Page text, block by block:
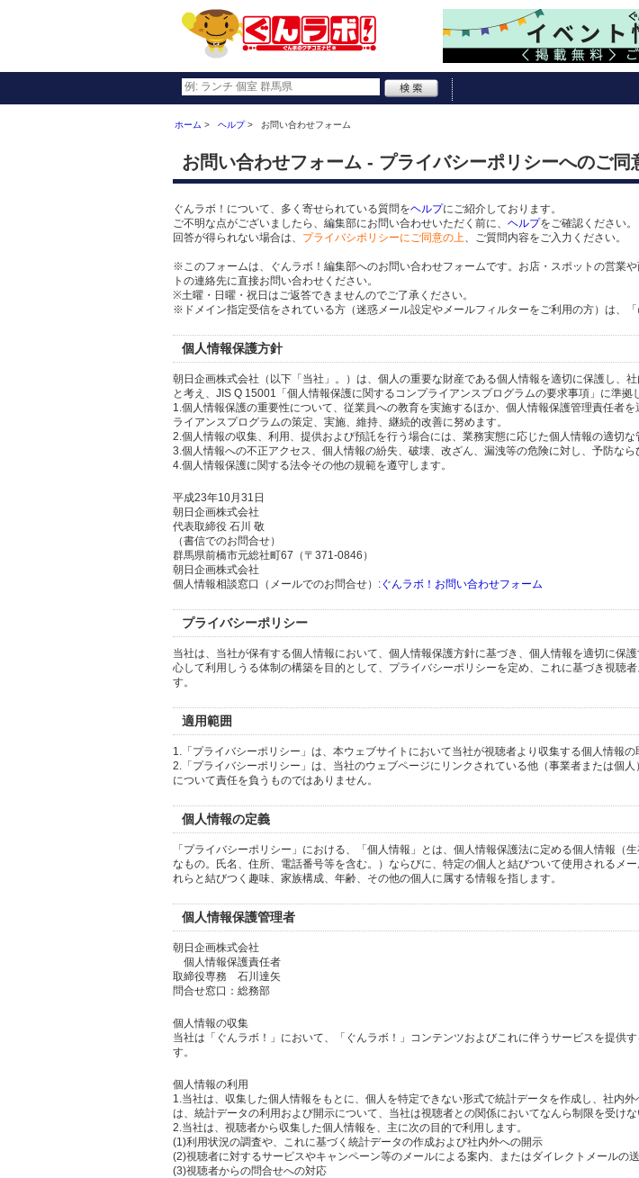
ホーム ヘルプ お問い合わせフォーム
お問い合わせフォーム - プライバシーポリシーへのご同
ぐんラボ！について、多く寄せられている質問をヘルプにご紹介しております。
ご不明な点がございましたら、編集部にお問い合わせいただく前に、 ヘルプをご確認ください。
回答が得られない場合は、 プライバシポリシーにご同意の上、ご質問内容をご入力ください。
※このフォームは、ぐんラボ！編集部へのお問い合わせフォームです。お店・スポットの営業
トの連絡先に直接お問い合わせください。
※土曜・日曜・祝日はご返答できませんのでご了承ください。
※ドメイン指定受信をされている方（迷惑メール設定やメールフィルターをご利用の方）は、
個人情報保護方針
朝日企画株式会社（以下「当社」。）は、個人の重要な財産である個人情報を適切に保護し、
と考え、JIS Q 15001「個人情報保護に関するコンプライアンスプログラムの要求事項」に準拠
1.個人情報保護の重要性について、従業員への教育を実施するほか、個人情報保護管理責任者
ライアンスプログラムの策定、実施、維持、継続的改善に努めます。
2.個人情報の収集、利用、提供および預託を行う場合には、業務実態に応じた個人情報の適切な
3.個人情報への不正アクセス、個人情報の紛失、破壊、改ざん、漏洩等の危険に対し、予防なら
4.個人情報保護に関する法令その他の規範を遵守します。
平成23年10月31日
朝日企画株式会社
代表取締役 石川 敬
（書信でのお問合せ）
群馬県前橋市元総社町67（〒371-0846）
朝日企画株式会社
個人情報相談窓口（メールでのお問合せ）:ぐんラボ！お問い合わせフォーム
プライバシーポリシー
当社は、当社が保有する個人情報において、個人情報保護方針に基づき、個人情報を適切に保
心して利用しうる体制の構築を目的として、プライバシーポリシーを定め、これに基づき視聴
す。
適用範囲
1.「プライバシーポリシー」は、本ウェブサイトにおいて当社が視聴者より収集する個人情報の
2.「プライバシーポリシー」は、当社のウェブページにリンクされている他（事業者または個
について責任を負うものではありません。
個人情報の定義
「プライバシーポリシー」における、「個人情報」とは、個人情報保護法に定める個人情報（
なもの。氏名、住所、電話番号等を含む。）ならびに、特定の個人と結びついて使用されるメ
れらと結びつく趣味、家族構成、年齢、その他の個人に属する情報を指します。
個人情報保護管理者
朝日企画株式会社
個人情報保護責任者
取締役専務 石川達矢
問合せ窓口：総務部
個人情報の収集
当社は「ぐんラボ！」において、「ぐんラボ！」コンテンツおよびこれに伴うサービスを提供
す。
個人情報の利用
1.当社は、収集した個人情報をもとに、個人を特定できない形式で統計データを作成し、社内
は、統計データの利用および開示について、当社は視聴者との関係においてなんら制限を受けな
2.当社は、視聴者から収集した個人情報を、主に次の目的で利用します。
(1)利用状況の調査や、これに基づく統計データの作成および社内外への開示
(2)視聴者に対するサービスやキャンペーン等のメールによる案内、またはダイレクトメールの
(3)視聴者からの問合せへの対応